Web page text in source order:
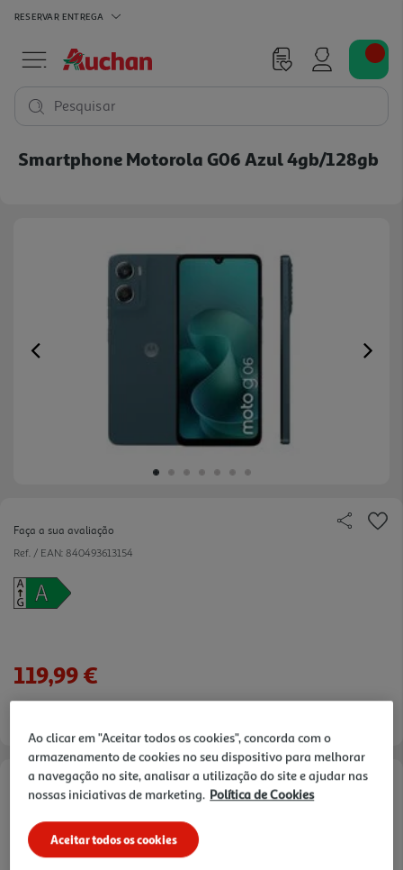
RESERVAR ENTREGA
Pesquisar
Smartphone Motorola G06 Azul 4gb/128gb
Previous
Faça a sua avaliação
Ref. / EAN: 840493613154
119,99 €
Opções de Financiamento
Pague com o seu
Cartão Oney Auchan
Ao clicar em "Aceitar todos os cookies", concorda com o
armazenamento de cookies no seu dispositivo para melhorar
a navegação no site, analisar a utilização do site e ajudar nas
nossas iniciativas de marketing. Política de Cookies
Aceitar todos os cookies